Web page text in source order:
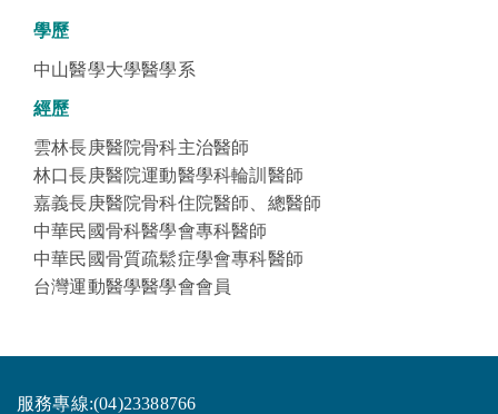
學歷
中山醫學大學醫學系
經歷
雲林長庚醫院骨科主治醫師
林口長庚醫院運動醫學科輪訓醫師
嘉義長庚醫院骨科住院醫師、總醫師
中華民國骨科醫學會專科醫師
中華民國骨質疏鬆症學會專科醫師
台灣運動醫學醫學會會員
服務專線:(04)23388766